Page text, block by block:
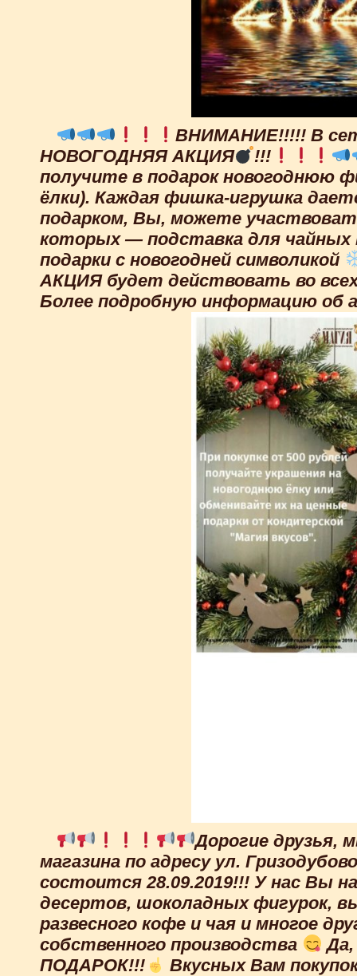
ВНИМАНИЕ!!!!! В
НОВОГОДНЯЯ АКЦИЯ
!!!
получите в подарок новогоднюю
ёлки). Каждая фишка-игрушка
подарком, Вы, можете
которых — подставка для
подарки с новогодней символикой
АКЦИЯ будет действовать во всех
Более подробную информацию об
Дорогие друзья,
магазина по адресу ул.
состоится 28.09.2019!!! У нас Вы
десертов, шоколадных фигурок,
развесного кофе и чая и многое
собственного производства
Да,
ПОДАРОК!!!
Вкусных Вам